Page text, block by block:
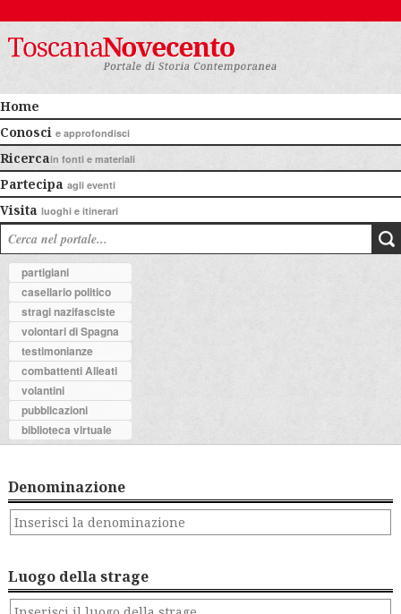
Home
Conosci e approfondisci
Ricercain fonti e materiali
Partecipa agli eventi
Visita luoghi e itinerari
partigiani
casellario politico
stragi nazifasciste
volontari di Spagna
testimonianze
combattenti Alleati
volantini
pubblicazioni
biblioteca virtuale
Denominazione
Luogo della strage